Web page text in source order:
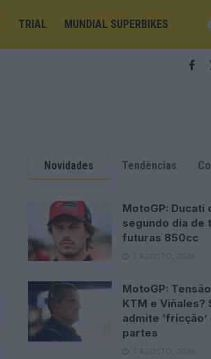
TRIAL MUNDIAL SUPERBIKES
Novidades Tendências
MotoGP: Ducati
segundo dia de
futuras 850cc
7 AGOSTO, 2026
MotoGP:
KTM e Viñales?
admite
partes
7 AGOSTO, 2026